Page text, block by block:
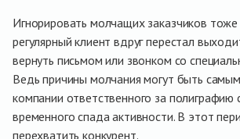
Игнорировать молчащих заказчиков тоже
регулярный клиент вдруг перестал
вернуть письмом или звонком со
Ведь причины молчания могут быть
компании ответственного за полиграфию
временного спада активности. В этот
перехватить конкурент.